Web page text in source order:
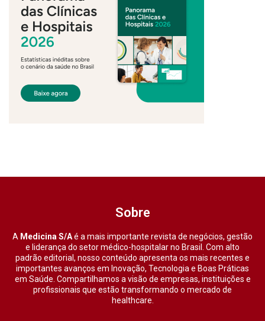
Sobre
A Medicina S/Aé a mais importante revista de negócios, gestão
e liderança do setor médico-hospitalar no Brasil. Com alto
padrão editorial, nosso conteúdo apresenta os mais recentes e
importantes avanços em Inovação, Tecnologia e Boas Práticas
em Saúde. Compartilhamos a visão de empresas, instituições e
profissionais que estão transformando o mercado de
healthcare.